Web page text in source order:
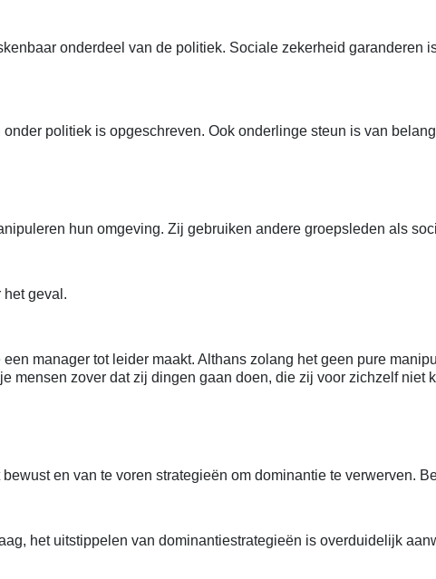
onderdeel van de politiek. Sociale zekerheid
politiek is opgeschreven. Ook onderlinge steun is van
hun omgeving. Zij gebruiken andere groepsleden als
het geval.
manager tot leider maakt. Althans zolang het geen pure
mensen zover dat zij dingen gaan doen, die zij voor zichzelf niet
en van te voren strategieën om dominantie te verwerven.
het uitstippelen van dominantiestrategieën is overduidelijk